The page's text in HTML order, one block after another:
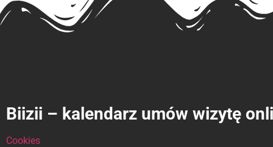
Biizii – kalendarz umów wizytę
Cookies